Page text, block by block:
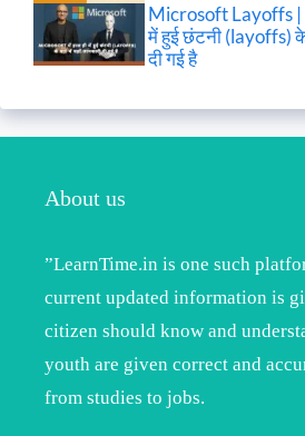
Microsoft Layoffs |
में हुई छंटनी (layoffs) के
दी गई है
About us
”LearnTime.in is one such
current updated information is
citizen should know and
youth are given correct and
from studies to jobs.